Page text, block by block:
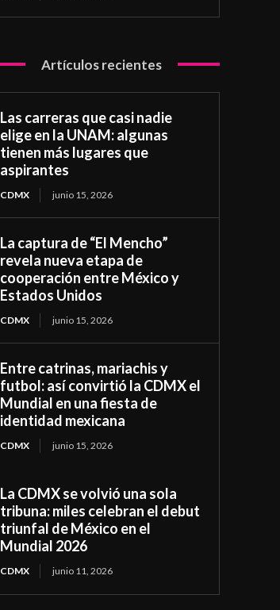
Artículos recientes
Las carreras que casi nadie
elige en la UNAM: algunas
tienen más lugares que
aspirantes
CDMX junio 15, 2026
La captura de “El Mencho”
revela nueva etapa de
cooperación entre México y
Estados Unidos
CDMX junio 15, 2026
Entre catrinas, mariachis y
futbol: así convirtió la CDMX el
Mundial en una fiesta de
identidad mexicana
CDMX junio 15, 2026
La CDMX se volvió una sola
tribuna: miles celebran el debut
triunfal de México en el
Mundial 2026
CDMX junio 11, 2026